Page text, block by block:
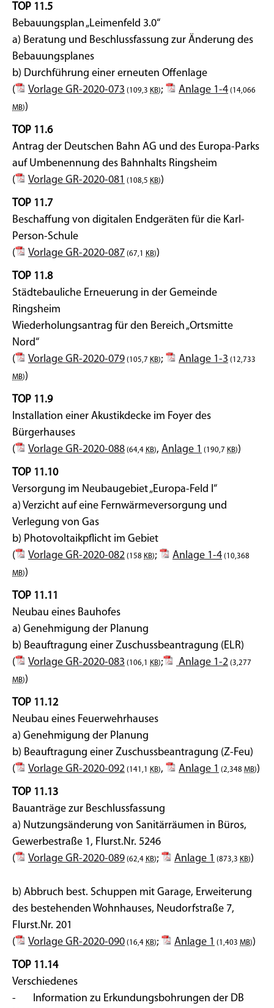
TOP 11.5
Bebauungsplan „Leimenfeld 3.0“
a) Beratung und Beschlussfassung zur Änderung des
Bebauungsplanes
b) Durchführung einer erneuten Offenlage
(
Vorlage GR-2020-073 (109,3 KB); Anlage 1-4 (14,066
MB))
TOP 11.6
Antrag der Deutschen Bahn AG und des Europa-Parks
auf Umbenennung des Bahnhalts Ringsheim
(
Vorlage GR-2020-081 (108,5 KB))
TOP 11.7
Beschaffung von digitalen Endgeräten für die Karl-
Person-Schule
(
Vorlage GR-2020-087 (67,1 KB))
TOP 11.8
Städtebauliche Erneuerung in der Gemeinde
Ringsheim
Wiederholungsantrag für den Bereich „Ortsmitte
Nord“
(
Vorlage GR-2020-079 (105,7 KB); Anlage 1-3 (12,733
MB))
TOP 11.9
Installation einer Akustikdecke im Foyer des
Bürgerhauses
(
Vorlage GR-2020-088 (64,4 KB), Anlage 1 (190,7 KB))
TOP 11.10
Versorgung im Neubaugebiet „Europa-Feld I“
a) Verzicht auf eine Fernwärmeversorgung und
Verlegung von Gas
b) Photovoltaikpflicht im Gebiet
(
Vorlage GR-2020-082 (158 KB); Anlage 1-4 (10,368
MB))
TOP 11.11
Neubau eines Bauhofes
a) Genehmigung der Planung
b) Beauftragung einer Zuschussbeantragung (ELR)
(
Vorlage GR-2020-083 (106,1 KB); Anlage 1-2 (3,277
MB))
TOP 11.12
Neubau eines Feuerwehrhauses
a) Genehmigung der Planung
b) Beauftragung einer Zuschussbeantragung (Z-Feu)
(
Vorlage GR-2020-092 (141,1 KB), Anlage 1 (2,348 MB))
TOP 11.13
Bauanträge zur Beschlussfassung
a) Nutzungsänderung von Sanitärräumen in Büros,
Gewerbestraße 1, Flurst.Nr. 5246
(
Vorlage GR-2020-089 (62,4 KB); Anlage 1 (873,3 KB))
b) Abbruch best. Schuppen mit Garage, Erweiterung
des bestehenden Wohnhauses, Neudorfstraße 7,
Flurst.Nr. 201
(
Vorlage GR-2020-090 (16,4 KB); Anlage 1 (1,403 MB))
TOP 11.14
Verschiedenes
- Information zu Erkundungsbohrungen der DB